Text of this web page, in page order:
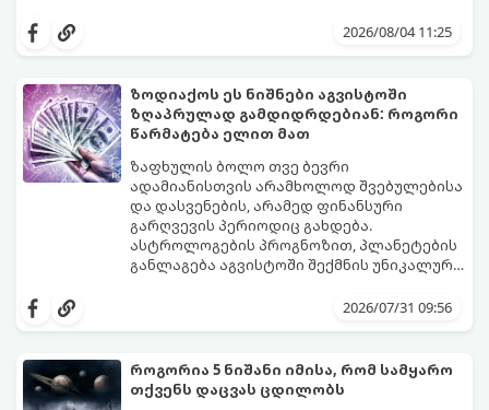
ყველაზე ბედნიერი თვე აღმოჩნდება.
2026/08/04 11:25
ზოდიაქოს ეს ნიშნები აგვისტოში
ზღაპრულად გამდიდრდებიან: როგორი
წარმატება ელით მათ
ზაფხულის ბოლო თვე ბევრი
ადამიანისთვის არამხოლოდ შვებულებისა
და დასვენების, არამედ ფინანსური
გარღვევის პერიოდიც გახდება.
ასტროლოგების პროგნოზით, პლანეტების
განლაგება აგვისტოში შექმნის უნიკალურ
ზოდიაქოს 4 ნიშანს ფინანსური წარმატების
შორის, ვისაც აგვისტოში ფინანსური
2026/07/31 09:56
როგორია 5 ნიშანი იმისა, რომ სამყარო
თქვენს დაცვას ცდილობს